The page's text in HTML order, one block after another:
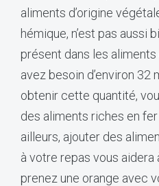
aliments d’origine
hémique, n’est pas aussi
présent dans les aliments
avez besoin d’environ 32
obtenir cette quantité,
des aliments riches en
ailleurs, ajouter des
à votre repas vous aidera
prenez une orange avec